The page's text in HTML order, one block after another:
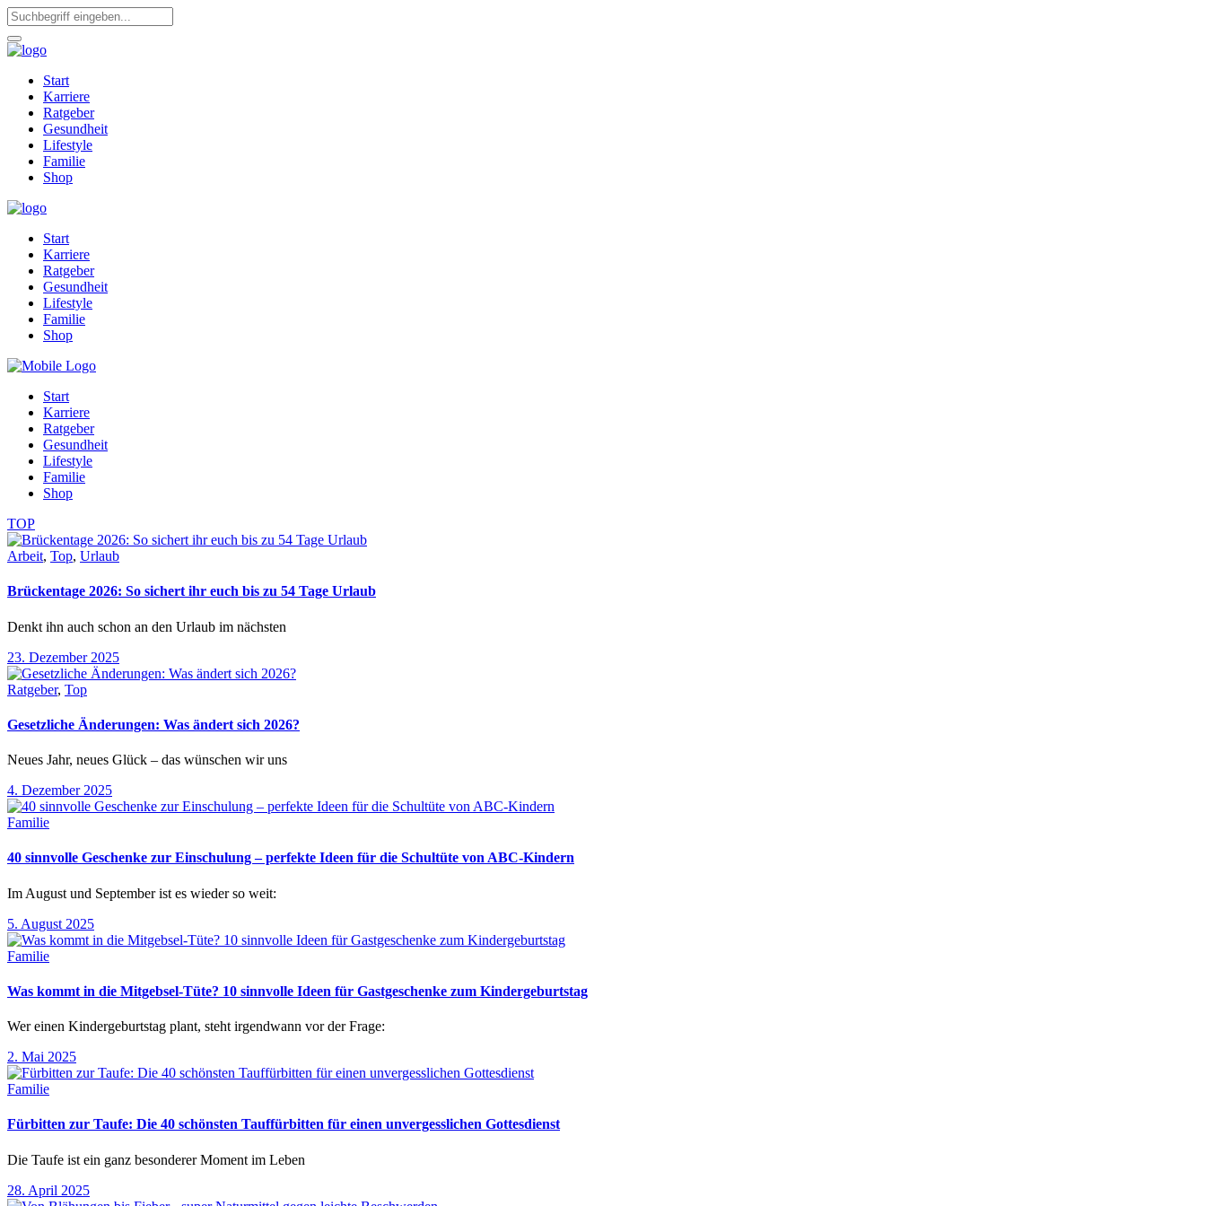
Start
Karriere
Ratgeber
Gesundheit
Lifestyle
Familie
Shop
Start
Karriere
Ratgeber
Gesundheit
Lifestyle
Familie
Shop
Start
Karriere
Ratgeber
Gesundheit
Lifestyle
Familie
Shop
TOP
Arbeit, Top, Urlaub
Brückentage 2026: So sichert ihr euch bis zu 54 Tage Urlaub
Denkt ihn auch schon an den Urlaub im nächsten
23. Dezember 2025
Ratgeber, Top
Gesetzliche Änderungen: Was ändert sich 2026?
Neues Jahr, neues Glück – das wünschen wir uns
4. Dezember 2025
Familie
40 sinnvolle Geschenke zur Einschulung – perfekte Ideen für die Schultüte von ABC-Kindern
Im August und September ist es wieder so weit:
5. August 2025
Familie
Was kommt in die Mitgebsel-Tüte? 10 sinnvolle Ideen für Gastgeschenke zum Kindergeburtstag
Wer einen Kindergeburtstag plant, steht irgendwann vor der Frage:
2. Mai 2025
Familie
Fürbitten zur Taufe: Die 40 schönsten Tauffürbitten für einen unvergesslichen Gottesdienst
Die Taufe ist ein ganz besonderer Moment im Leben
28. April 2025